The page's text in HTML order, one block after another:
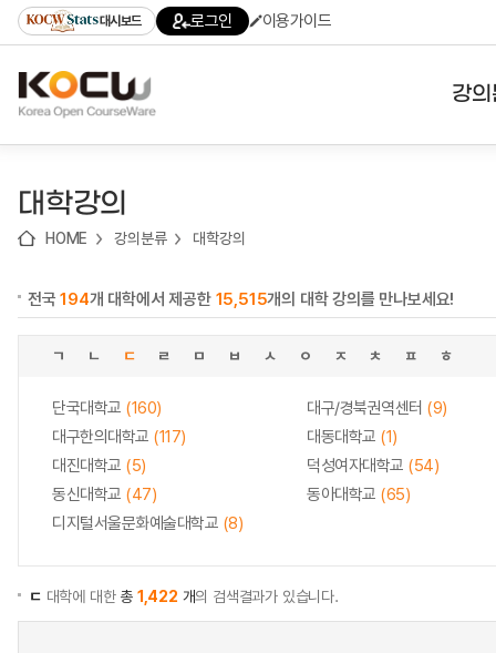
기
기
기
content)
가
대시보드 로그인 이용가이드
강
대학강의
HOME 강의분류 대학강의
전국194개 대학에서 제공한 15,515개의 대학 강의를 만나보세요!
ㄱ ㄴ ㄷ ㄹ ㅁ ㅂ ㅅ ㅇ ㅈ ㅊ ㅍ ㅎ
단국대학교 (160) 대구/경북권역센터 (9)
대구한의대학교 (117) 대동대학교 (1)
대진대학교 (5) 덕성여자대학교 (54)
동신대학교 (47) 동아대학교 (65)
디지털서울문화예술대학교 (8)
ㄷ 대학에 대한총 1,422 개의 검색결과가 있습니다.